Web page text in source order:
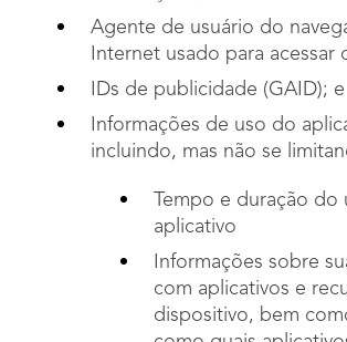
Agente de usuário do
Internet usado para acessar
IDs de publicidade (GAID); e
Informações de uso do
incluindo, mas não se
Tempo e duração do
aplicativo
Informações sobre
com aplicativos e
dispositivo, bem